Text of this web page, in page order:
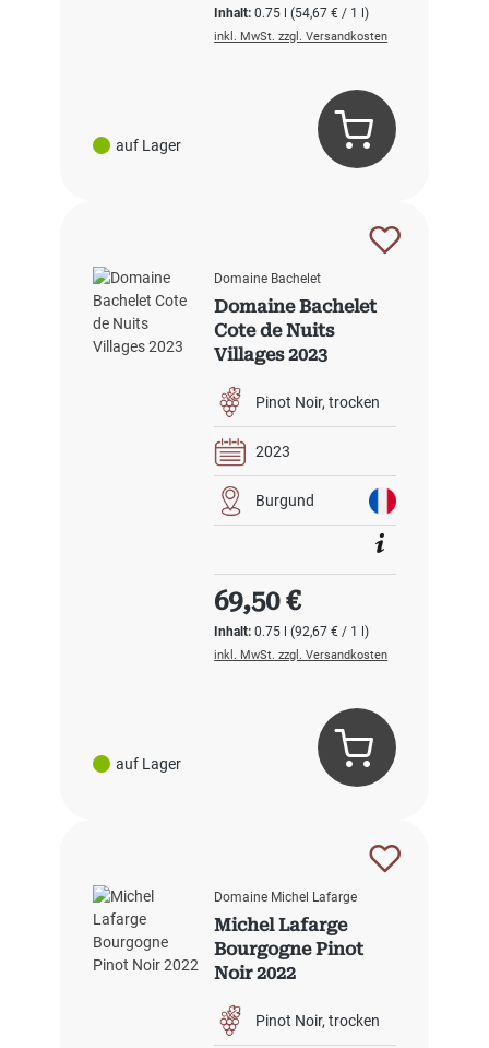
auf Lager
Inhalt:0.75 l(54,67 € / 1 l)
inkl. MwSt. zzgl. Versandkosten
auf Lager
Domaine Bachelet
Domaine Bachelet
Cote de Nuits
Villages 2023
Pinot Noir trocken
2023
Burgund
Inhalt:0.75 l(92,67 € / 1 l)
Regulärer Preis:
69,50 €
inkl. MwSt. zzgl. Versandkosten
Domaine Michel Lafarge
Michel Lafarge
Bourgogne Pinot
Noir 2022
Pinot Noir trocken